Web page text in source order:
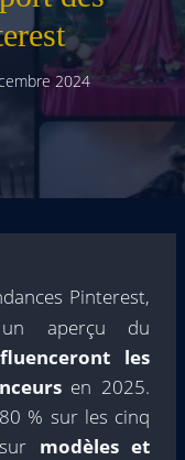
2024
Pinterest,
aperçu du
les
en 2025.
% sur les cinq
modèles et